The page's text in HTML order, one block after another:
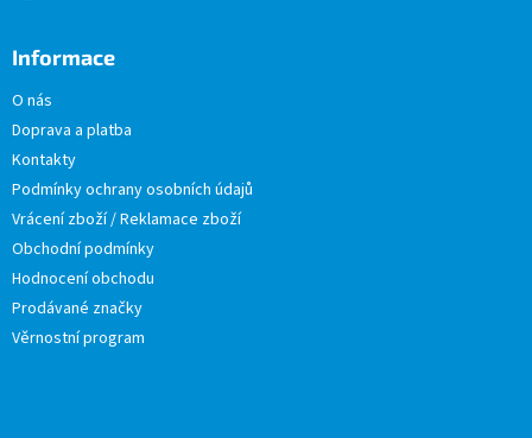
Informace
O nás
Doprava a platba
Kontakty
Podmínky ochrany osobních údajů
Vrácení zboží / Reklamace zboží
Obchodní podmínky
Hodnocení obchodu
Prodávané značky
Věrnostní program